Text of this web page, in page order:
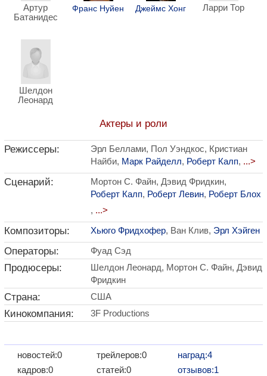
Артур
Батанидес
Франс Нуйен Джеймс Хонг Ларри Тор
Шелдон
Леонард
Актеры и роли
Режиссеры:
Эрл Беллами, Пол Уэндкос, Кристиан
Найби, Марк Райделл, Роберт Калп, ...>
Сценарий:
Мортон С. Файн, Дэвид Фридкин,
Роберт Калп, Роберт Левин, Роберт Блох
, ...>
Композиторы: Хьюго Фридхофер, Ван Клив, Эрл Хэйген
Операторы: Фуад Сэд
Продюсеры:
Шелдон Леонард, Мортон С. Файн, Дэвид
Фридкин
Страна: США
Кинокомпания: 3F Productions
новостей:0
кадров:0
трейлеров:0
статей:0
наград:4
отзывов:1